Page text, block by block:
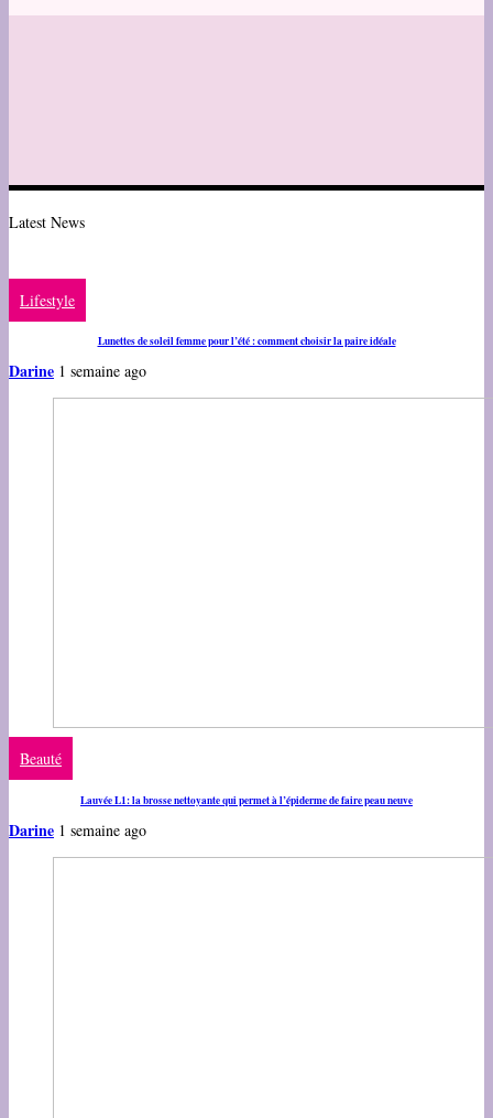
Latest News
Lifestyle
Lunettes de soleil femme pour l’été : comment choisir la paire idéale
Darine 1 semaine ago
Beauté
Lauvée L1: la brosse nettoyante qui permet à l’épiderme de faire peau neuve
Darine 1 semaine ago